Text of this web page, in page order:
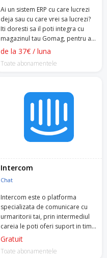
Ai un sistem ERP cu care lucrezi
deja sau cu care vrei sa lucrezi?
Iti doresti sa il poti integra cu
magazinul tau Gomag, pentru a
automatiza transmiterea de
de la 37€ / luna
Toate abonamentele
Intercom
Chat
Intercom este o platforma
specializata de comunicare cu
urmaritorii tai, prin intermediul
careia le poti oferi suport in timp
real, prin aplicatie, pe social
Gratuit
Toate abonamentele